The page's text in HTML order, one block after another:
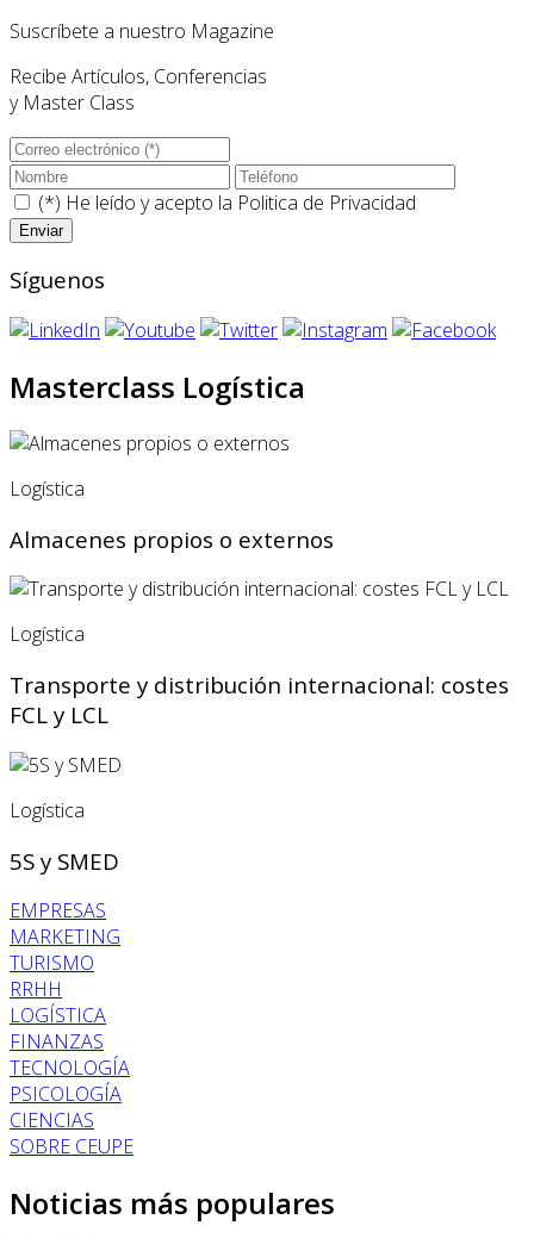
Suscríbete a nuestro Magazine
Recibe Artículos, Conferencias
y Master Class
(*) He leído y acepto la Politica de Privacidad
Síguenos
Masterclass Logística
Logística
Almacenes propios o externos
Logística
Transporte y distribución internacional: costes
FCL y LCL
Logística
5S y SMED
EMPRESAS
MARKETING
TURISMO
RRHH
LOGÍSTICA
FINANZAS
TECNOLOGÍA
PSICOLOGÍA
CIENCIAS
SOBRE CEUPE
Noticias más populares